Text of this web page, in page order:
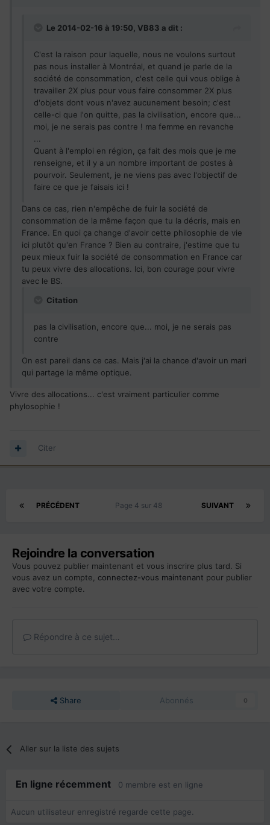
Le 2014-02-16 à 19:50, VB83 a dit :
C'est la raison pour laquelle, nous ne voulons surtout
pas nous installer à Montréal, et quand je parle de la
société de consommation, c'est celle qui vous oblige à
travailler 2X plus pour vous faire consommer 2X plus
d'objets dont vous n'avez aucunement besoin; c'est
celle-ci que l'on quitte, pas la civilisation, encore que...
moi, je ne serais pas contre ! ma femme en revanche
...
Quant à l'emploi en région, ça fait des mois que je me
renseigne, et il y a un nombre important de postes à
pourvoir. Seulement, je ne viens pas avec l'objectif de
faire ce que je faisais ici !
Dans ce cas, rien n'empêche de fuir la société de
consommation de la même façon que tu la décris, mais en
France. En quoi ça change d'avoir cette philosophie de vie
ici plutôt qu'en France ? Bien au contraire, j'estime que tu
peux mieux fuir la société de consommation en France car
tu peux vivre des allocations. Ici, bon courage pour vivre
avec le BS.
Citation
pas la civilisation, encore que... moi, je ne serais pas
contre
On est pareil dans ce cas. Mais j'ai la chance d'avoir un mari
qui partage la même optique.
Vivre des allocations... c'est vraiment particulier comme
phylosophie !
Citer
PRÉCÉDENT SUIVANT
Page 4 sur 48
Rejoindre la conversation
Vous pouvez publier maintenant et vous inscrire plus tard. Si
vous avez un compte, connectez-vous maintenant pour publier
avec votre compte.
Répondre à ce sujet…
Share Abonnés 0
Aller sur la liste des sujets
En ligne récemment 0 membre est en ligne
Aucun utilisateur enregistré regarde cette page.